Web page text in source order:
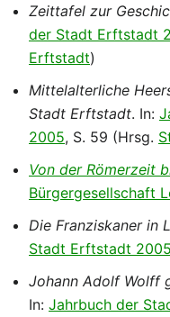
Zeittafel zur
der Stadt Erftstadt
Erftstadt)
Mittelalterliche
Stadt Erftstadt. In:
2005, S. 59 (Hrsg.
Von der Römerzeit
Bürgergesellschaft
Die Franziskaner in
Stadt Erftstadt 2005
Johann Adolf Wolff
In: Jahrbuch der